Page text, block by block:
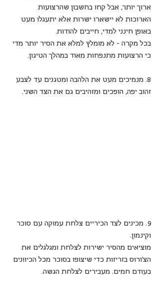
ארוך יותר, אבל קחו בחשבון שהרצועות
הארוכות לא יישארו ישרות אלא יתעגלו מעט
באופן חינני למדי, חייבים להודות.
בכל מקרה - לא מומלץ למלא את הסיר יותר מדי
כי הרצועות מתנפחות מאוד במהלך הטיגון.
8. מנמיכים מעט את הלהבה ומטגנים עד לצבע
זהוב יפה, הופכים ומזהיבים גם את הצד השני.
9. מכינים לצד הכיריים צלחת עמוקה עם סוכר
וקינמון.
מוציאים מהסיר ישירות לצלחת ומגלגלים את
הצ'ורוס בזריזות כדי שיצופו בסוכר מכל הכיוונים
בעודם חמים. מעבירים לצלחת הגשה.